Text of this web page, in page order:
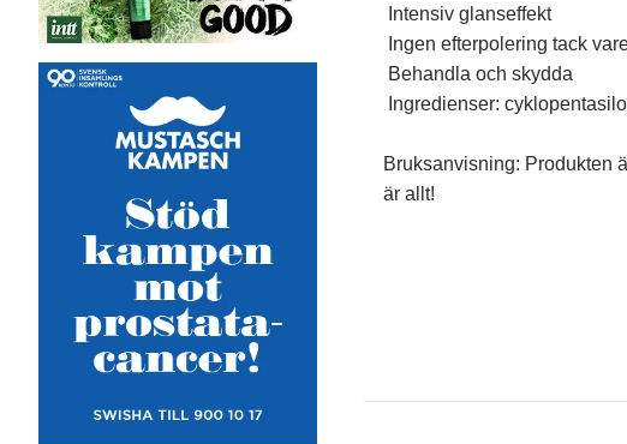
Intensiv glanseffekt
Ingen efterpolering tack
Behandla och skydda
Ingredienser:
Bruksanvisning: Produkten
är allt!